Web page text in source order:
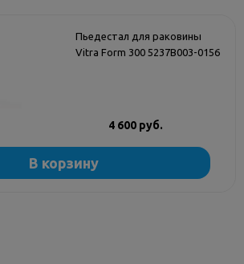
Пьедестал для раковины
Vitra Form 300 5237В003-0156
4 600 руб.
В корзину